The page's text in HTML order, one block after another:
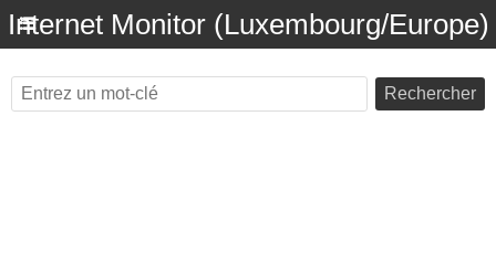
Internet Monitor (Luxembourg/Europe)
Rechercher